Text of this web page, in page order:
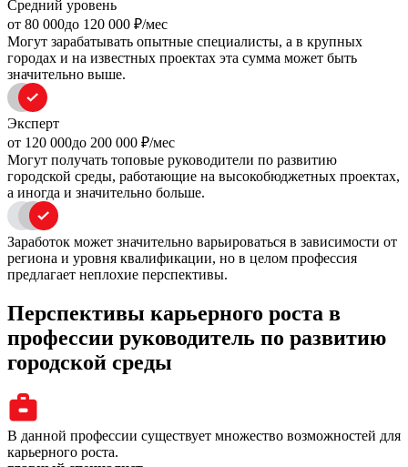
Средний уровень
oт 80 000до 120 000 ₽/мес
Могут зарабатывать опытные специалисты, а в крупных
городах и на известных проектах эта сумма может быть
значительно выше.
Эксперт
oт 120 000до 200 000 ₽/мес
Могут получать топовые руководители по развитию
городской среды, работающие на высокобюджетных проектах,
а иногда и значительно больше.
Заработок может значительно варьироваться в зависимости от
региона и уровня квалификации, но в целом профессия
предлагает неплохие перспективы.
Перспективы карьерного роста в
профессии руководитель по развитию
городской среды
В данной профессии существует множество возможностей для
карьерного роста.